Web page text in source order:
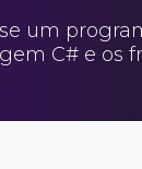
um
C# e os